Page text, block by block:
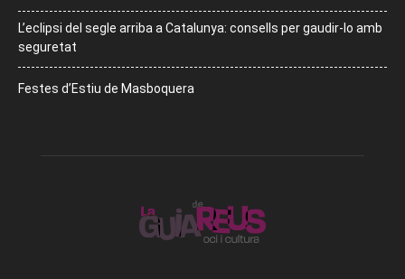
L’eclipsi del segle arriba a Catalunya: consells per gaudir-lo amb
seguretat
Festes d’Estiu de Masboquera